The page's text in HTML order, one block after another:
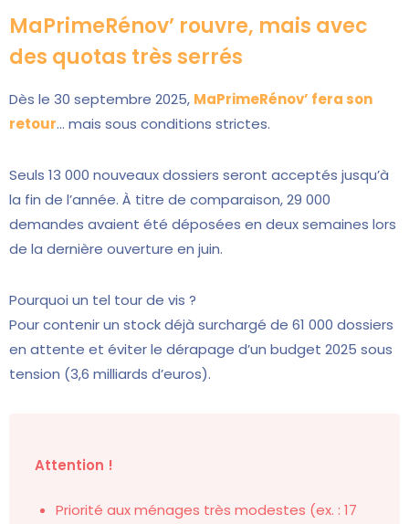
MaPrimeRénov’ rouvre, mais avec
des quotas très serrés
Dès le 30 septembre 2025, MaPrimeRénov’ fera son
retour… mais sous conditions strictes.
Seuls 13 000 nouveaux dossiers seront acceptés jusqu’à
la fin de l’année. À titre de comparaison, 29 000
demandes avaient été déposées en deux semaines lors
de la dernière ouverture en juin.
Pourquoi un tel tour de vis ?
Pour contenir un stock déjà surchargé de 61 000 dossiers
en attente et éviter le dérapage d’un budget 2025 sous
tension (3,6 milliards d’euros).
Attention !
Priorité aux ménages très modestes (ex. : 17